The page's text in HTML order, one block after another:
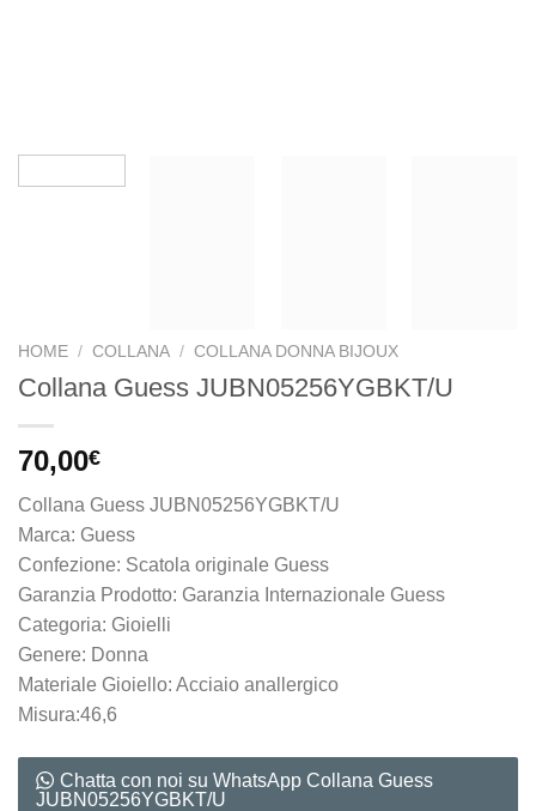
HOME / COLLANA / COLLANA DONNA BIJOUX
Collana Guess JUBN05256YGBKT/U
70,00€
Collana Guess JUBN05256YGBKT/U
Marca: Guess
Confezione: Scatola originale Guess
Garanzia Prodotto: Garanzia Internazionale Guess
Categoria: Gioielli
Genere: Donna
Materiale Gioiello: Acciaio anallergico
Misura:46,6
Chatta con noi su WhatsApp Collana Guess
JUBN05256YGBKT/U